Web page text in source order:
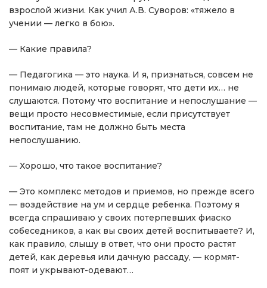
взрослой жизни. Как учил А.В. Суворов: «тяжело в
учении — легко в бою».
— Какие правила?
— Педагогика — это наука. И я, признаться, совсем не
понимаю людей, которые говорят, что дети их… не
слушаются. Потому что воспитание и непослушание —
вещи просто несовместимые, если присутствует
воспитание, там не должно быть места
непослушанию.
— Хорошо, что такое воспитание?
— Это комплекс методов и приемов, но прежде всего
— воздействие на ум и сердце ребенка. Поэтому я
всегда спрашиваю у своих потерпевших фиаско
собеседников, а как вы своих детей воспитываете? И,
как правило, слышу в ответ, что они просто растят
детей, как деревья или дачную рассаду, — кормят-
поят и укрывают-одевают…